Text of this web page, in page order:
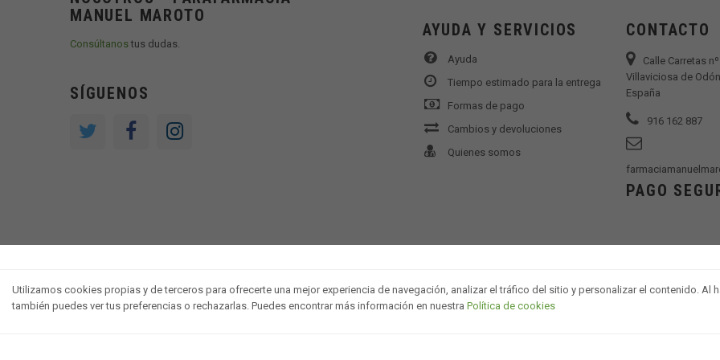
MANUEL MAROTO
Consúltanostus dudas.
SÍGUENOS
AYUDA Y SERVICIOS
Ayuda
Tiempo estimado para la entrega
Formas de pago
Cambios y devoluciones
Quienes somos
CONTACTO
Calle Carretas
Villaviciosa de
España
916 162 887
PAGO
Utilizamos cookies propias y de terceros para ofrecerte una mejor experiencia de navegación, analizar el tráfico del sitio y personalizar el contenido. Al
también puedes ver tus preferencias o rechazarlas. Puedes encontrar más información en nuestra Política de cookies